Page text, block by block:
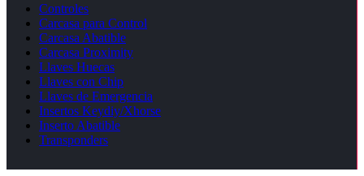
Controles
Carcasa para Control
Carcasa Abatible
Carcasa Proximity
Llaves Huecas
Llaves con Chip
Llaves de Emergencia
Insertos Keydiy/Xhorse
Inserto Abatible
Transponders